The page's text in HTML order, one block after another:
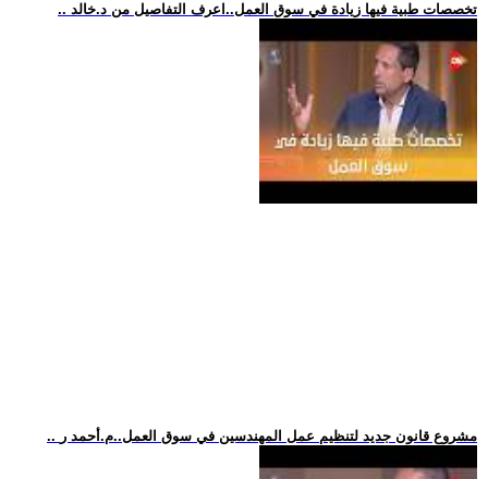
.. تخصصات طبية فيها زيادة في سوق العمل..اعرف التفاصيل من د.خالد
.. مشروع قانون جديد لتنظيم عمل المهندسين في سوق العمل..م.أحمد ر